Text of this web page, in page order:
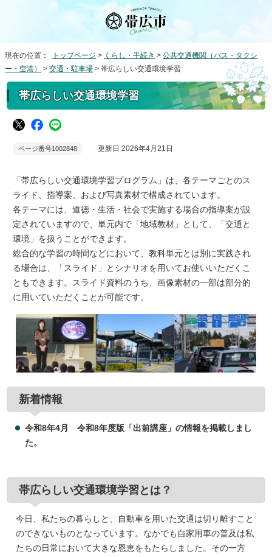
現在の位置： トップページ > くらし・手続き > 公共交通機関（バス・タクシ
ー・空港）
> 交通・駐車場 > 帯広らしい交通環境学習
帯広らしい交通環境学習
ページ番号1002848 更新日 2026年4月21日
「帯広らしい交通環境学習プログラム」は、各テーマごとのス
ライド、指導案、および写真素材で構成されています。
各テーマには、道徳・生活・社会で実施する場合の指導案が設
定されていますので、単元内で「地域教材」として、「交通と
環境」を扱うことができます。
総合的な学習の時間などにおいて、教科単元とは別に実践され
る場合は、「スライド」とシナリオを用いてお使いいただくこ
ともできます。スライド資料のうち、画像素材の一部は部分的
に用いていただくことが可能です。
新着情報
令和8年4月 令和8年度版「出前講座」の情報を掲載しまし
た。
帯広らしい交通環境学習とは？
今日、私たちの暮らしと、自動車を用いた交通は切り離すこと
のできないものとなっています。なかでも自家用車の普及は私
たちの日常において大きな恩恵をもたらしました。その一方